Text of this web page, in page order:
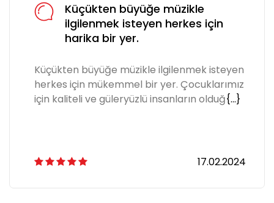
Küçükten büyüğe müzikle
ilgilenmek isteyen herkes için
harika bir yer.
Küçükten büyüğe müzikle ilgilenmek isteyen
herkes için mükemmel bir yer. Çocuklarımız
için kaliteli ve güleryüzlü insanların olduğ{...}
17.02.2024